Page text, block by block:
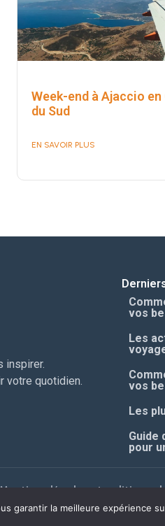
Week-end à Ajaccio en
du Sud
EN SAVOIR PLUS
inspirer.
votre quotidien.
vos
Les
vos
Les
Guide
pour
Mentions légales et politique
du site
garantir la meilleure expérience